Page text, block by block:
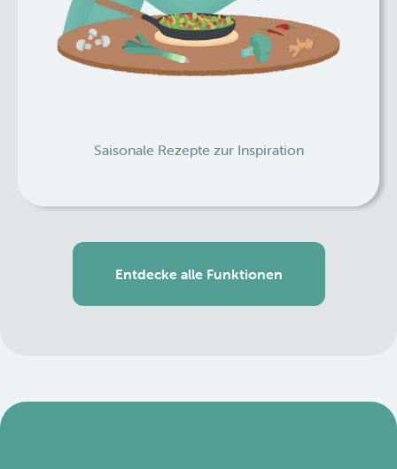
Saisonale Rezepte zur Inspiration
Entdecke alle Funktionen